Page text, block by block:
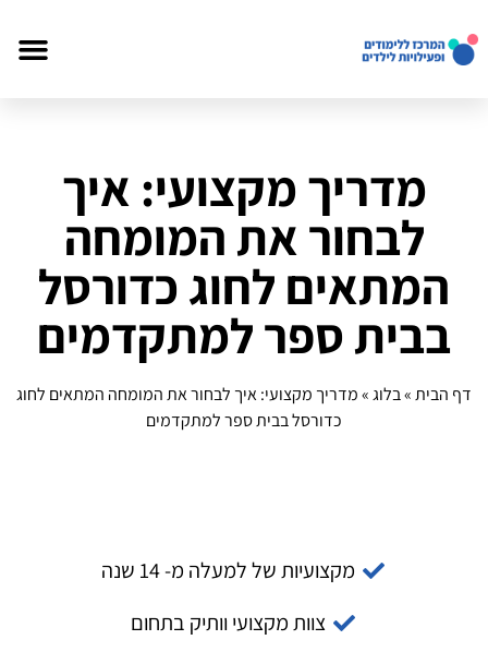
מדריך מקצועי: איך
לבחור את המומחה
המתאים לחוג כדורסל
בבית ספר למתקדמים
דף הבית»בלוג»מדריך מקצועי: איך לבחור את המומחה המתאים לחוג
כדורסל בבית ספר למתקדמים
מקצועיות של למעלה מ- 14 שנה
צוות מקצועי וותיק בתחום